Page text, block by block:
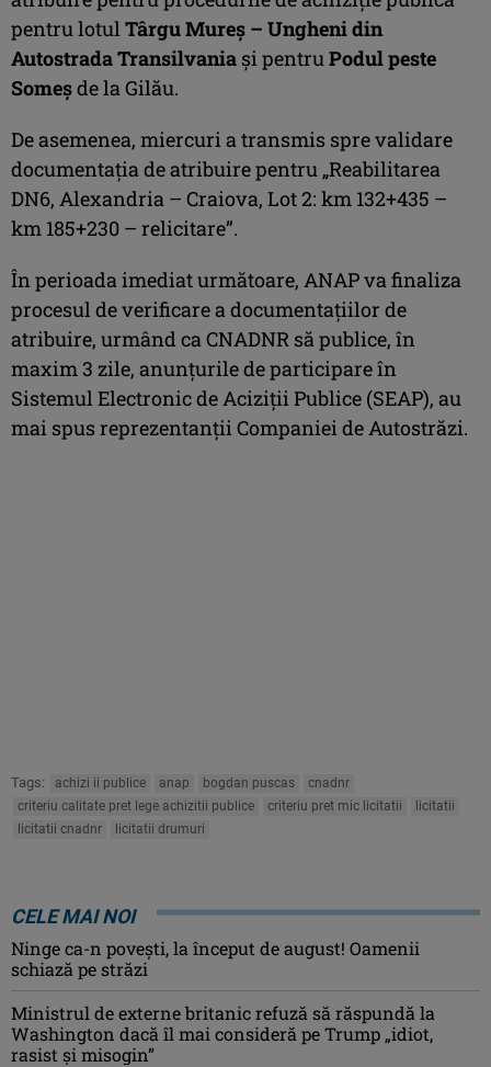
pentru lotul Târgu Mureş – Ungheni din
Autostrada Transilvania şi pentruPodul peste
Someşde la Gilău.
De asemenea, miercuri a transmis spre validare
documentaţia de atribuire pentru „Reabilitarea
DN6, Alexandria – Craiova, Lot 2: km 132+435 –
km 185+230 – relicitare”.
În perioada imediat următoare, ANAP va finaliza
procesul de verificare a documentaţiilor de
atribuire, urmând ca CNADNR să publice, în
maxim 3 zile, anunțurile de participare în
Sistemul Electronic de Aciziții Publice (SEAP), au
mai spus reprezentanţii Companiei de Autostrăzi.
Tags: achizi ii publice anap bogdan puscas
cnadnr
criteriu calitate pret lege achizitii publice
criteriu pret mic licitatii
licitatii
licitatii cnadnr
licitatii drumuri
CELE MAI NOI
Ninge ca-n povești, la început de august! Oamenii
schiază pe străzi
Ministrul de externe britanic refuză să răspundă la
Washington dacă îl mai consideră pe Trump „idiot,
rasist şi misogin”